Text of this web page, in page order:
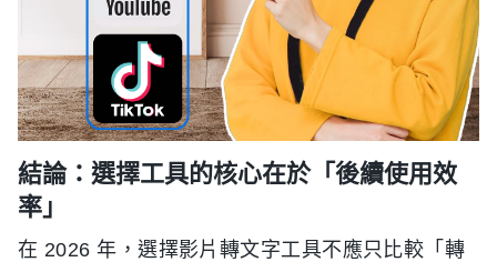
結論：選擇工具的核心在於「後續使用效
率」
在 2026 年，選擇影片轉文字工具不應只比較「轉